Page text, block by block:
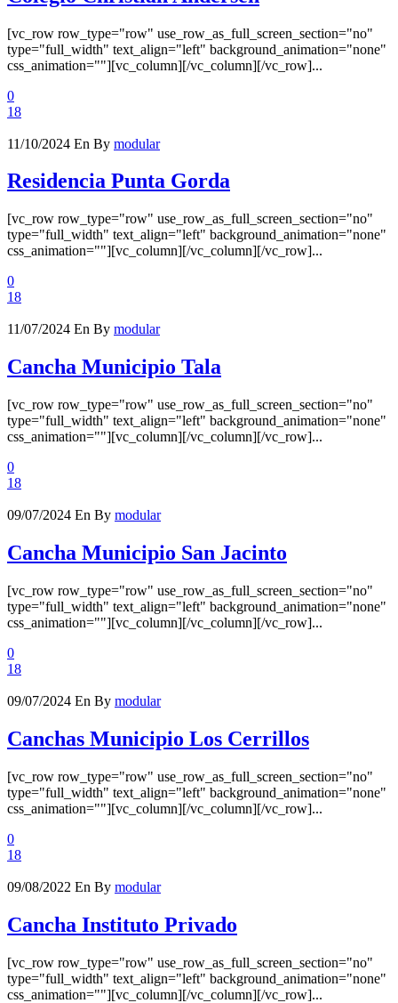
[vc_row row_type="row" use_row_as_full_screen_section="no"
type="full_width" text_align="left" background_animation="none"
css_animation=""][vc_column][/vc_column][/vc_row]...
0
18
11/10/2024 En By modular
Residencia Punta Gorda
[vc_row row_type="row" use_row_as_full_screen_section="no"
type="full_width" text_align="left" background_animation="none"
css_animation=""][vc_column][/vc_column][/vc_row]...
0
18
11/07/2024 En By modular
Cancha Municipio Tala
[vc_row row_type="row" use_row_as_full_screen_section="no"
type="full_width" text_align="left" background_animation="none"
css_animation=""][vc_column][/vc_column][/vc_row]...
0
18
09/07/2024 En By modular
Cancha Municipio San Jacinto
[vc_row row_type="row" use_row_as_full_screen_section="no"
type="full_width" text_align="left" background_animation="none"
css_animation=""][vc_column][/vc_column][/vc_row]...
0
18
09/07/2024 En By modular
Canchas Municipio Los Cerrillos
[vc_row row_type="row" use_row_as_full_screen_section="no"
type="full_width" text_align="left" background_animation="none"
css_animation=""][vc_column][/vc_column][/vc_row]...
0
18
09/08/2022 En By modular
Cancha Instituto Privado
[vc_row row_type="row" use_row_as_full_screen_section="no"
type="full_width" text_align="left" background_animation="none"
css_animation=""][vc_column][/vc_column][/vc_row]...